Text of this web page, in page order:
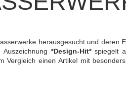
herausgesucht und deren
*Design-Hit*spiegelt
Vergleich einen Artikel mit besonders